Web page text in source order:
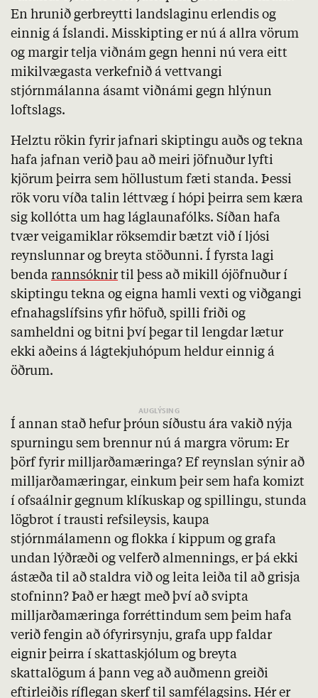
En hrunið gerbreytti landslaginu erlendis og
einnig á Íslandi. Misskipting er nú á allra vörum
og margir telja viðnám gegn henni nú vera eitt
mikilvægasta verkefnið á vettvangi
stjórnmálanna ásamt viðnámi gegn hlýnun
loftslags.
Helztu rökin fyrir jafnari skiptingu auðs og tekna
hafa jafnan verið þau að meiri jöfnuður lyfti
kjörum þeirra sem höllustum fæti standa. Þessi
rök voru víða talin léttvæg í hópi þeirra sem kæra
sig kollótta um hag láglaunafólks. Síðan hafa
tvær veigamiklar röksemdir bætzt við í ljósi
reynslunnar og breyta stöðunni. Í fyrsta lagi
benda rannsóknirtil þess að mikill ójöfnuður í
skiptingu tekna og eigna hamli vexti og viðgangi
efnahagslífsins yfir höfuð, spilli friði og
samheldni og bitni því þegar til lengdar lætur
ekki aðeins á lágtekjuhópum heldur einnig á
öðrum.
Í annan stað hefur þróun síðustu ára vakið nýja
spurningu sem brennur nú á margra vörum: Er
þörf fyrir milljarðamæringa? Ef reynslan sýnir að
milljarðamæringar, einkum þeir sem hafa komizt
í ofsaálnir gegnum klíkuskap og spillingu, stunda
lögbrot í trausti refsileysis, kaupa
stjórnmálamenn og flokka í kippum og grafa
undan lýðræði og velferð almennings, er þá ekki
ástæða til að staldra við og leita leiða til að grisja
stofninn? Það er hægt með því að svipta
milljarðamæringa forréttindum sem þeim hafa
verið fengin að ófyrirsynju, grafa upp faldar
eignir þeirra í skattaskjólum og breyta
skattalögum á þann veg að auðmenn greiði
eftirleiðis ríflegan skerf til samfélagsins. Hér er